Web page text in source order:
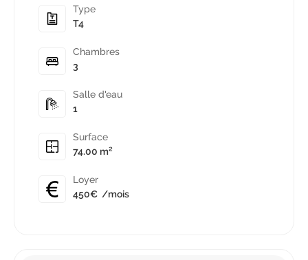
Type
T4
Chambres
3
Salle d'eau
1
Surface
74.00 m²
Loyer
450€ /mois